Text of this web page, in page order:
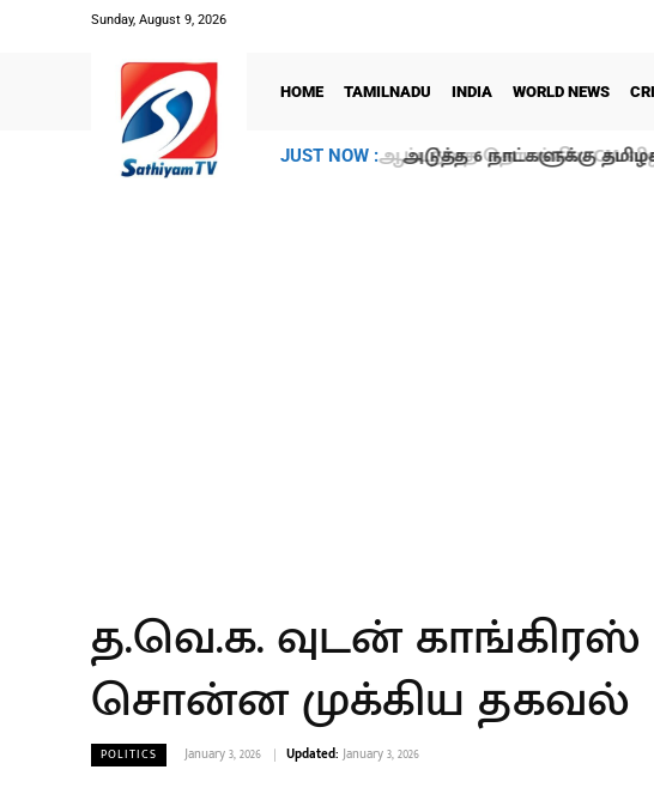
Sunday, August 9, 2026
HOME TAMILNADU INDIA WORLD NEWS
JUST NOW : அடுத்த 6 நாட்களுக்கு
த.வெ.க. வுடன்
சொன்ன முக்கிய தகவல்
POLITICS January 3, 2026 Updated: January 3, 2026